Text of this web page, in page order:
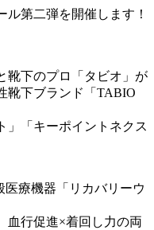
第二弾を開催します！
靴下のプロ「タビオ」が
靴下ブランド「TABIO
」「キーポイントネクス
療機器「リカバリーウ
血行促進×着回し力の両